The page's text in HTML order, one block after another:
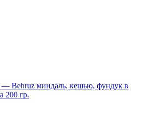
— Behruz миндаль, кешью, фундук в
200 гр.